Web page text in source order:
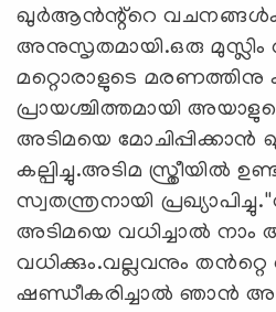
ഖുർആൻന്റ്റെ
അനുസൃതമായി.ഒരു
മറ്റൊരാളുടെ
പ്രായശ്ചിത്തമായി
അടിമയെ
കല്പിച്ചു.അടിമ സ്ത്രീയിൽ
സ്വതന്ത്രനായി
അടിമയെ വധിച്ചാൽ
വധിക്കും.വല്ലവനും
ഷണ്ഡീകരിച്ചാൽ ഞാൻ